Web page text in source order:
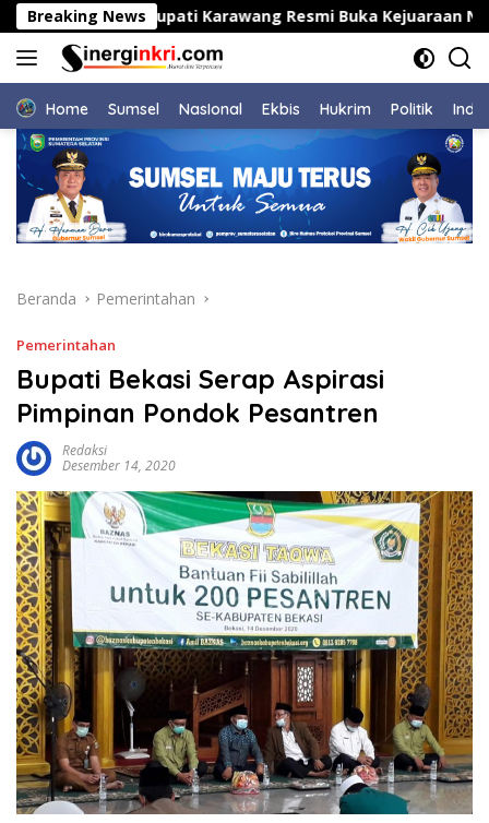
Langsung
ke
konten
Breaking NewsBupati Karawang Resmi Buka Kejuaraan
Home Sumsel NasIonal Ekbis Hukrim Politik
Beranda Pemerintahan
Pemerintahan
Bupati Bekasi Serap Aspirasi
Pimpinan Pondok Pesantren
Redaksi
Desember 14, 2020